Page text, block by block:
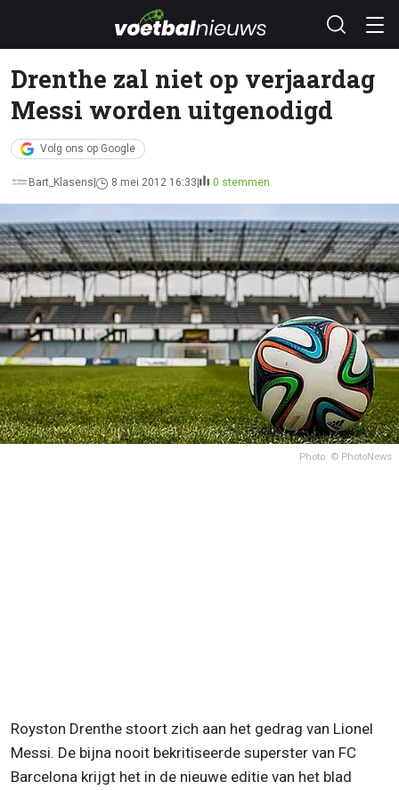
Drenthe zal niet op verjaardag
Messi worden uitgenodigd
Volg ons op Google
Bart_Klasens 8 mei 2012 16:33 0 stemmen
Photo: © PhotoNews
Royston Drenthe stoort zich aan het gedrag van Lionel
Messi. De bijna nooit bekritiseerde superster van FC
Barcelona krijgt het in de nieuwe editie van het blad